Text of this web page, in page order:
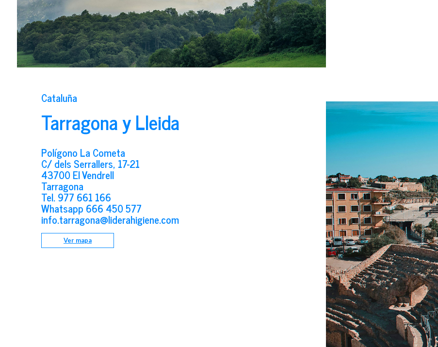
Cataluña
Tarragona y Lleida
Polígono La Cometa
C/ dels Serrallers, 17-21
43700 El Vendrell
Tarragona
Tel.977 661 166
Whatsapp 666 450 577
info.tarragona@liderahigiene.com
Ver mapa